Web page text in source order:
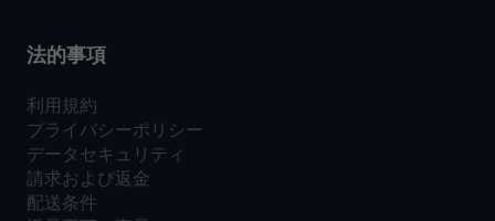
法的事項
利用規約
プライバシーポリシー
データセキュリティ
請求および返金
配送条件